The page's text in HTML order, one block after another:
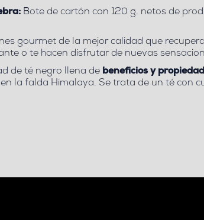
Bote de cartón con 120 g. netos de
gourmet de la mejor calidad que
o te hacen disfrutar de nuevas
de té negro llena de beneficios y
la falda Himalaya. Se trata de un té con